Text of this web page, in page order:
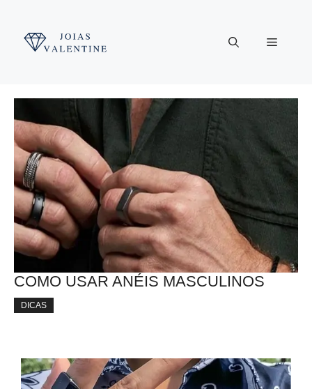
Menu
COMO USAR ANÉIS MASCULINOS
DICAS